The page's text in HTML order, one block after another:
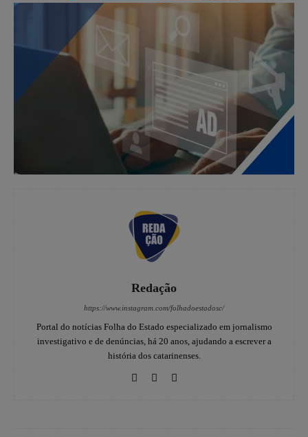
Redação
https://www.instagram.com/folhadoestadosc/
Portal do notícias Folha do Estado especializado em jornalismo
investigativo e de denúncias, há 20 anos, ajudando a escrever a
história dos catarinenses.